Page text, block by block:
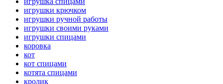
игрушки крючком
игрушки ручной работы
игрушки своими руками
игрушки спицами
коровка
кот
кот спицами
котята спицами
кролик